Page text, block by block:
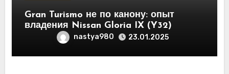
Gran Turismo не по канону: опыт
владения Nissan Gloria IX (Y32)
nastya980 23.01.2025